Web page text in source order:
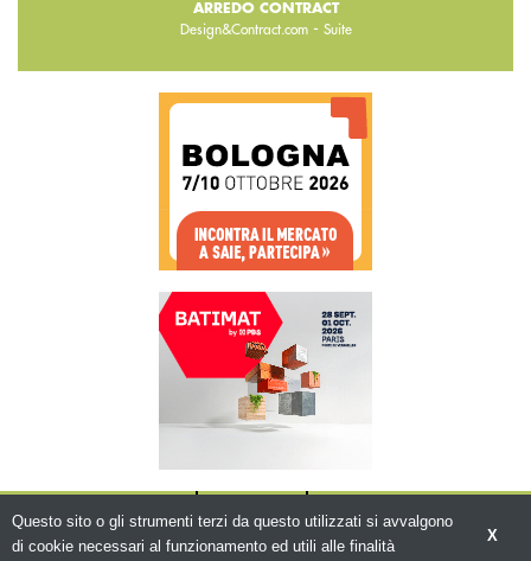
ARREDO CONTRACT
Design&Contract.com- Suite
X
Questo sito o gli strumenti terzi da questo utilizzati si avvalgono
di cookie necessari al funzionamento ed utili alle finalità